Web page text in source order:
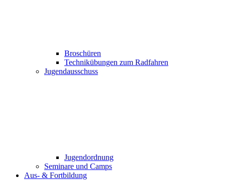
Broschüren
Technikübungen zum Radfahren
Jugendausschuss
Jugendordnung
Seminare und Camps
Aus- & Fortbildung